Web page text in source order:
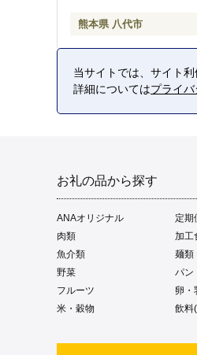
熊本県 八代市
お礼の品から探す
ANAオリジナル 定期
肉類
加工
魚介類
麺類
野菜
パン
フルーツ
卵・
米・穀物
飲料
当サイトでは、サイト
詳細についてはプライ